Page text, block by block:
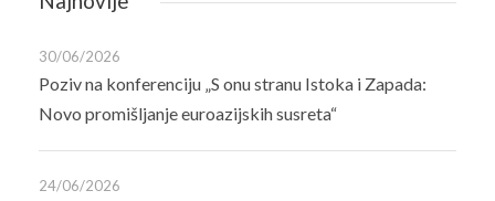
30/06/2026
Poziv na konferenciju „S onu stranu Istoka i Zapada:
Novo promišljanje euroazijskih susreta“
24/06/2026